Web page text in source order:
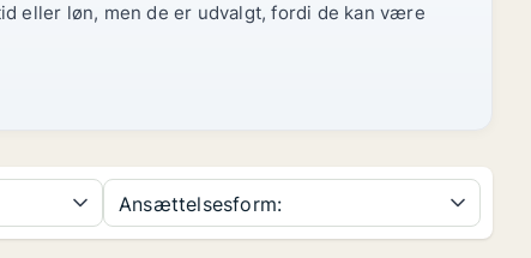
eller løn, men de er udvalgt, fordi de kan være
Ansættelsesform: